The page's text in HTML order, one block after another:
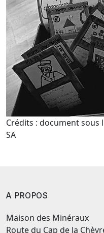
Crédits : document sous
SA
A PROPOS
Maison des Minéraux
Route du Cap de la